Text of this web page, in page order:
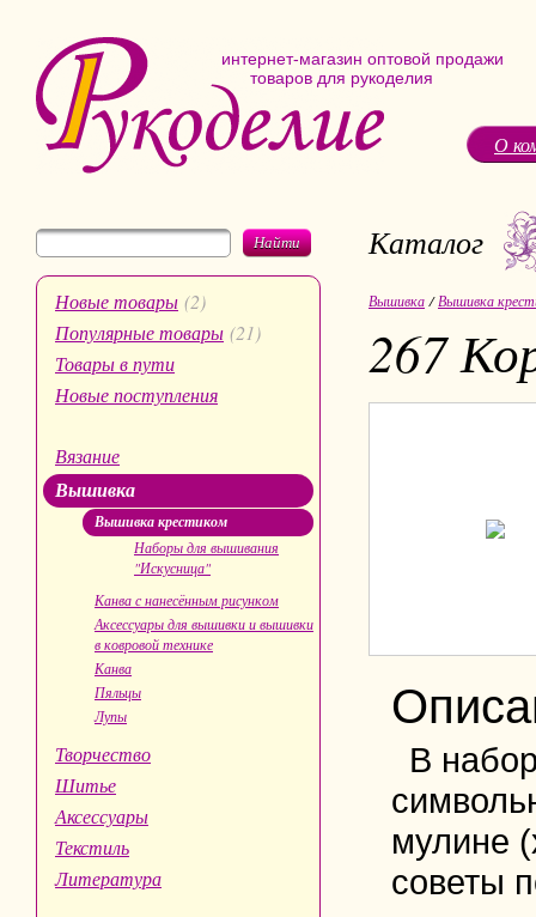
интернет-магазин оптовой продажи
товаров для рукоделия
О
Найти
Новые товары (2)
Популярные товары (21)
Товары в пути
Новые поступления
Вязание
Вышивка
Вышивка крестиком
Наборы для вышивания
"Искусница"
Канва с нанесённым рисунком
Аксессуары для вышивки и вышивки
в ковровой технике
Канва
Пяльцы
Лупы
Творчество
Шитье
Аксессуары
Текстиль
Литература
Каталог
Вышивка /Вышивка
267
В
мулине
советы